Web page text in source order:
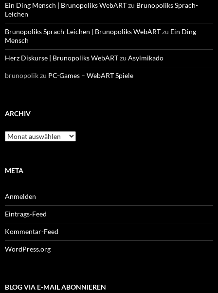
Ein Ding Mensch | Brunopoliks WebARTzu Brunopoliks Sprach-
Leichen
Brunopoliks Sprach-Leichen | Brunopoliks WebARTzu Ein Ding
Mensch
Herz Diskurse | Brunopoliks WebARTzu Asylmikado
brunopolikzu PC-Games – WebART Spiele
ARCHIV
Archiv
META
Anmelden
Eintrags-Feed
Kommentar-Feed
WordPress.org
BLOG VIA E-MAIL ABONNIEREN